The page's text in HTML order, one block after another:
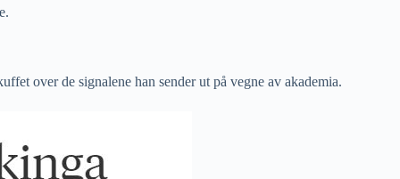
over de signalene han sender ut på vegne av akademia.